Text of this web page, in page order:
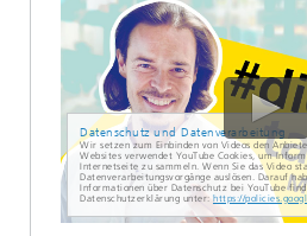
Datenschutz und Datenverarbeitung
Wir setzen zum Einbinden von Videos den
Websites verwendet YouTube Cookies, um
Internetseite zu sammeln. Wenn Sie das Video
Datenverarbeitungsvorgänge auslösen. Darauf
Informationen über Datenschutz bei YouTube
Datenschutzerklärung unter: https://